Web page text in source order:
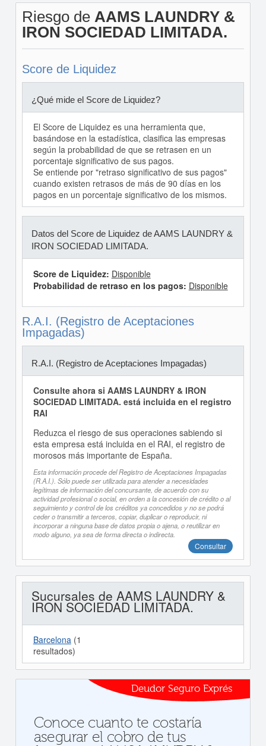
Riesgo de AAMS LAUNDRY &
IRON SOCIEDAD LIMITADA.
Score de Liquidez
¿Qué mide el Score de Liquidez?
El Score de Liquidez es una herramienta que,
basándose en la estadística, clasifica las empresas
según la probabilidad de que se retrasen en un
porcentaje significativo de sus pagos.
Se entiende por "retraso significativo de sus pagos"
cuando existen retrasos de más de 90 días en los
pagos en un porcentaje significativo de los mismos.
Datos del Score de Liquidez de AAMS LAUNDRY &
IRON SOCIEDAD LIMITADA.
Score de Liquidez: Disponible
Probabilidad de retraso en los pagos: Disponible
R.A.I. (Registro de Aceptaciones
Impagadas)
R.A.I. (Registro de Aceptaciones Impagadas)
Consulte ahora si AAMS LAUNDRY & IRON
SOCIEDAD LIMITADA. está incluida en el registro
RAI
Reduzca el riesgo de sus operaciones sabiendo si
esta empresa está incluida en el RAI, el registro de
morosos más importante de España.
Esta información procede del Registro de Aceptaciones Impagadas
(R.A.I.). Sólo puede ser utilizada para atender a necesidades
legítimas de información del concursante, de acuerdo con su
actividad profesional o social, en orden a la concesión de crédito o al
seguimiento y control de los créditos ya concedidos y no se podrá
ceder o transmitir a terceros, copiar, duplicar o reproducir, ni
incorporar a ninguna base de datos propia o ajena, o reutilizar en
modo alguno, ya sea de forma directa o indirecta.
Consultar
Sucursales de AAMS LAUNDRY &
IRON SOCIEDAD LIMITADA.
Barcelona(1
resultados)
Deudor Seguro Exprés
Conoce cuanto te costaría
asegurar el cobro de tus